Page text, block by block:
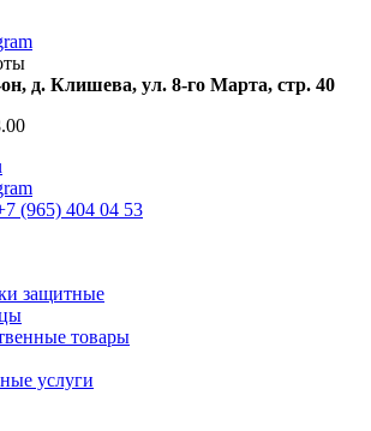
д. Клишева, ул. 8-го Марта, стр. 40
(965) 404 04 53
защитные
товары
услуги